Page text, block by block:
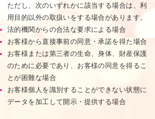
ただし、次のいずれかに該当する場合は、利
用目的以外の取扱いをする場合があります。
法的機関からの合法な要求による場合
お客様から直接事前の同意・承諾を得た場合
お客様または第三者の生命、身体、財産保護
のために必要であり、お客様の同意を得るこ
とが困難な場合
お客様個人を識別することができない状態に
データを加工して開示・提供する場合